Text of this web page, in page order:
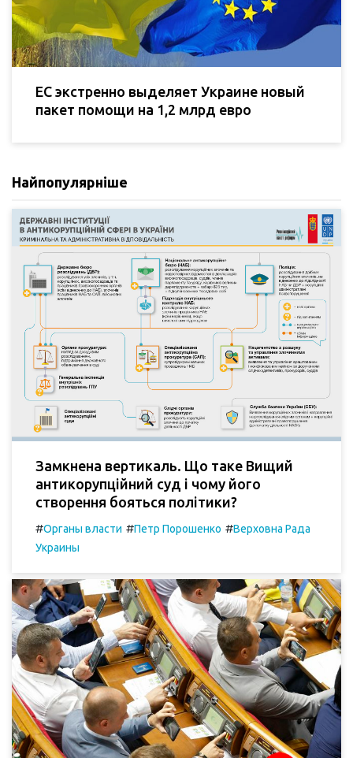
ЕС экстренно выделяет Украине новый
пакет помощи на 1,2 млрд евро
Найпопулярніше
Замкнена вертикаль. Що таке Вищий
антикорупційний суд і чому його
створення бояться політики?
#Органы власти #Петр Порошенко #Верховна Рада
Украины